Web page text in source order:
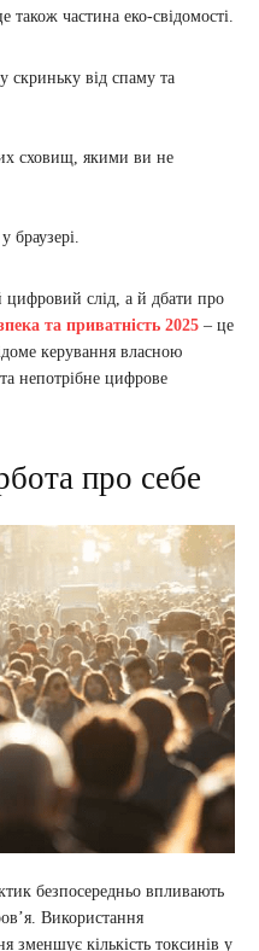
також частина еко-свідомості.
скриньку від спаму та
сховищ, якими ви не
браузері.
слід, а й дбати про
та приватність 2025 – це
керування власною
непотрібне цифрове
про себе
безпосередньо впливають
Використання
зменшує кількість токсинів у